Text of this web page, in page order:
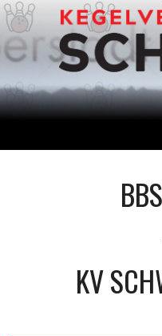
Springe
zum
Inhalt
KV